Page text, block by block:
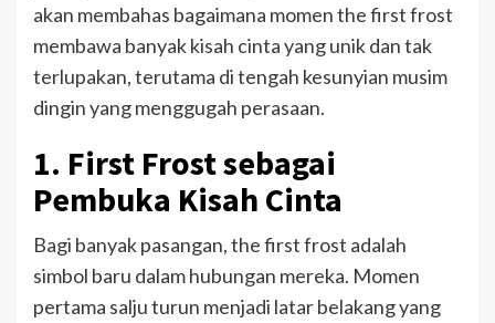
akan membahas bagaimana momen the first frost
membawa banyak kisah cinta yang unik dan tak
terlupakan, terutama di tengah kesunyian musim
dingin yang menggugah perasaan.
1. First Frost sebagai
Pembuka Kisah Cinta
Bagi banyak pasangan, the first frost adalah
simbol baru dalam hubungan mereka. Momen
pertama salju turun menjadi latar belakang yang